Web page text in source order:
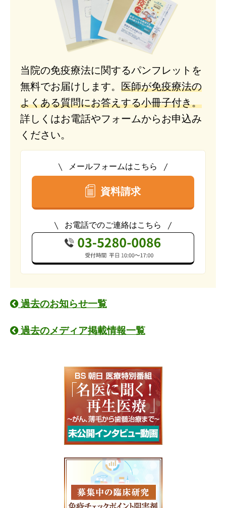
当院の免疫療法に関するパンフレットを
無料でお届けします。医師が免疫療法の
よくある質問にお答えする小冊子付き。
詳しくはお電話やフォームからお申込み
ください。
メールフォームはこちら
資料請求
お電話でのご連絡はこちら
過去のお知らせ一覧
過去のメディア掲載情報一覧